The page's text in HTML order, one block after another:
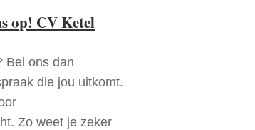
op! CV Ketel
Bel ons dan
die jou uitkomt.
Zo weet je zeker